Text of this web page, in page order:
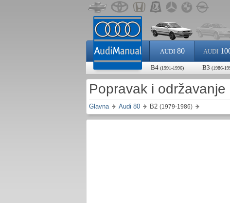
AUDI80 AUDI
B4 (1991-1996) B3 (1986-
Popravak i
Glavna Audi 80 B2 (1979-1986)